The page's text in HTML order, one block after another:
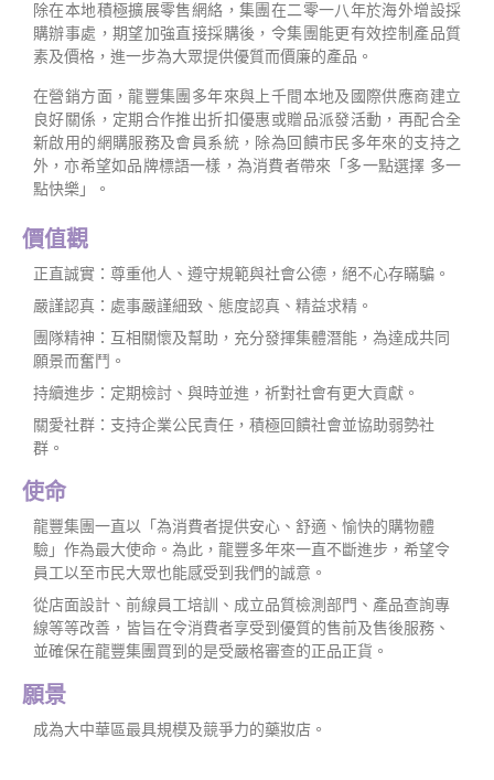
除在本地積極擴展零售網絡，集團在二零一八年於海外增設採
購辦事處，期望加強直接採購後，令集團能更有效控制產品質
素及價格，進一步為大眾提供優質而價廉的產品。
在營銷方面，龍豐集團多年來與上千間本地及國際供應商建立
良好關係，定期合作推出折扣優惠或贈品派發活動，再配合全
新啟用的網購服務及會員系統，除為回饋市民多年來的支持之
外，亦希望如品牌標語一樣，為消費者帶來「多一點選擇 多一
點快樂」。
價值觀
正直誠實：尊重他人、遵守規範與社會公德，絕不心存瞞騙。
嚴謹認真：處事嚴謹細致、態度認真、精益求精。
團隊精神：互相關懷及幫助，充分發揮集體潛能，為達成共同
願景而奮鬥。
持續進步：定期檢討、與時並進，祈對社會有更大貢獻。
關愛社群：支持企業公民責任，積極回饋社會並協助弱勢社
群。
使命
龍豐集團一直以「為消費者提供安心、舒適、愉快的購物體
驗」作為最大使命。為此，龍豐多年來一直不斷進步，希望令
員工以至市民大眾也能感受到我們的誠意。
從店面設計、前線員工培訓、成立品質檢測部門、產品查詢專
線等等改善，皆旨在令消費者享受到優質的售前及售後服務、
並確保在龍豐集團買到的是受嚴格審查的正品正貨。
願景
成為大中華區最具規模及競爭力的藥妝店。